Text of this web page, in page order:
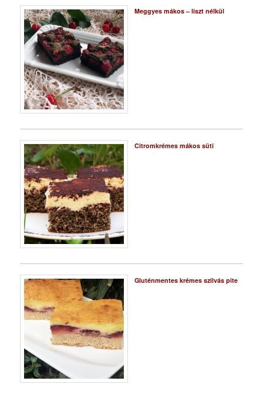
Meggyes mákos – liszt nélkül
Citromkrémes mákos süti
Gluténmentes krémes szilvás pite